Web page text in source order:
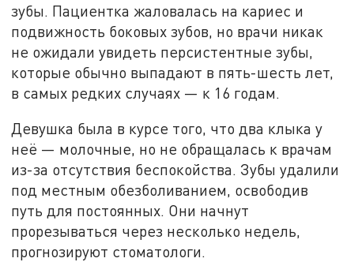
зубы. Пациентка жаловалась на кариес и
подвижность боковых зубов, но врачи никак
не ожидали увидеть персистентные зубы,
которые обычно выпадают в пять-шесть лет,
в самых редких случаях — к 16 годам.
Девушка была в курсе того, что два клыка у
неё — молочные, но не обращалась к врачам
из-за отсутствия беспокойства. Зубы удалили
под местным обезболиванием, освободив
путь для постоянных. Они начнут
прорезываться через несколько недель,
прогнозируют стоматологи.